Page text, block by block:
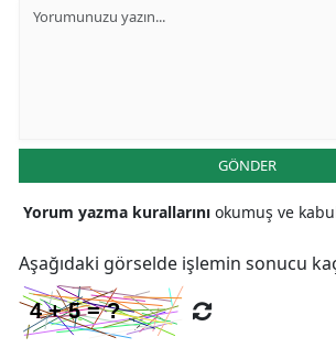
GÖNDER
Yorum yazma kurallarını okumuş ve
Aşağıdaki görselde işlemin sonucu